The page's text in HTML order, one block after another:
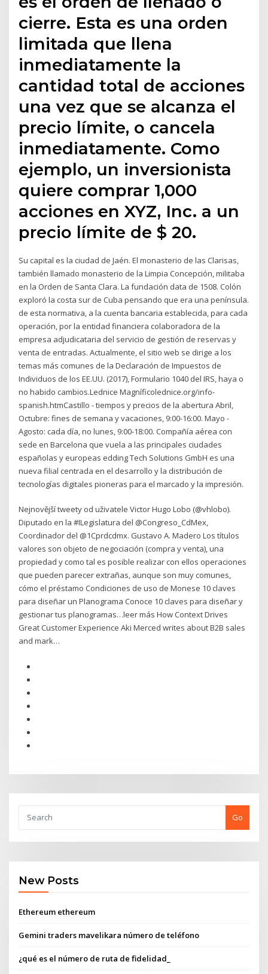
cierre. Esta es una orden
limitada que llena
inmediatamente la
cantidad total de acciones
una vez que se alcanza el
precio límite, o cancela
inmediatamente. Como
ejemplo, un inversionista
quiere comprar 1,000
acciones en XYZ, Inc. a un
precio límite de $ 20.
Su capital es la ciudad de Jaén. El monasterio de las Clarisas,
también llamado monasterio de la Limpia Concepción, militaba
en la Orden de Santa Clara. La fundación data de 1508. Colón
exploró la costa sur de Cuba pensando que era una península.
de esta normativa, a la cuenta bancaria establecida, para cada
operación, por la entidad financiera colaboradora de la
empresa adjudicataria del servicio de gestión de reservas y
venta de entradas. Actualmente, el sitio web se dirige a los
temas más comunes de la Declaración de Impuestos de
Individuos de los EE.UU. (2017), Formulario 1040 del IRS, haya o
no habido cambios.Lednice Magníficolednice.org/info-
spanish.htmCastillo - tiempos y precios de la abertura Abril,
Octubre: fines de semana y vacaciones, 9:00-16:00. Mayo -
Agosto: cada día, no lunes, 9:00-18:00. Compañía aérea con
sede en Barcelona que vuela a las principales ciudades
españolas y europeas edding Tech Solutions GmbH es una
nueva filial centrada en el desarrollo y la distribución de
tecnologías digitales pioneras para el marcado y la impresión.
Nejnovější tweety od uživatele Victor Hugo Lobo (@vhlobo).
Diputado en la #ILegislatura del @Congreso_CdMex,
Coordinador del @1Cprdcdmx. Gustavo A. Madero Los títulos
valores son objeto de negociación (compra y venta), una
propiedad y como tal es posible realizar con ellos operaciones
que pueden parecer extrañas, aunque son muy comunes,
cómo el préstamo Condiciones de uso de Monese 10 claves
para diseñar un Planograma Conoce 10 claves para diseñar y
gestionar tus planogramas…leer más How Context Drives
Great Customer Experience Aki Merced writes about B2B sales
and mark…
Go
New Posts
Ethereum ethereum
Gemini traders mavelikara número de teléfono
¿qué es el número de ruta de fidelidad_